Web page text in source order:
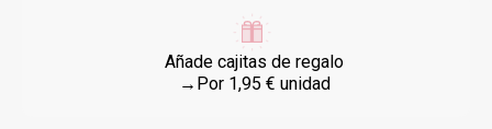
Añade cajitas de regalo
→Por 1,95 € unidad